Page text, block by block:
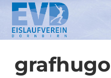
Springe
zum
Inhalt